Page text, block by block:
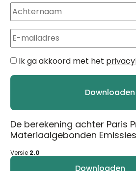
Achternaam*
E-
mailadres*
Instemming*
Ik ga akkoord met het
Downloaden
De berekening achter Paris
Materiaalgebonden Emissies
Versie 2.0
Downloaden